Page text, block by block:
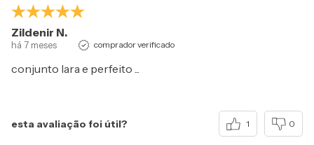
Zildenir N.
há 7 meses comprador verificado
conjunto lara e perfeito ...
esta avaliação foi útil? 1 0